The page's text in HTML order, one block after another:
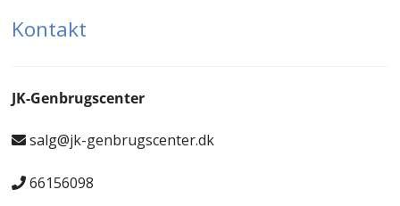
Kontakt
JK-Genbrugscenter
salg@jk-genbrugscenter.dk
66156098